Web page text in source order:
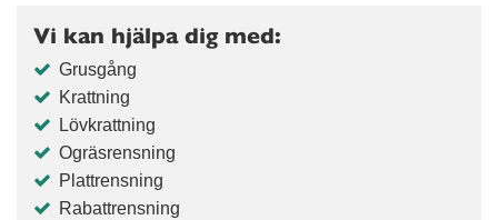
Vi kan hjälpa dig med:
Grusgång
Krattning
Lövkrattning
Ogräsrensning
Plattrensning
Rabattrensning